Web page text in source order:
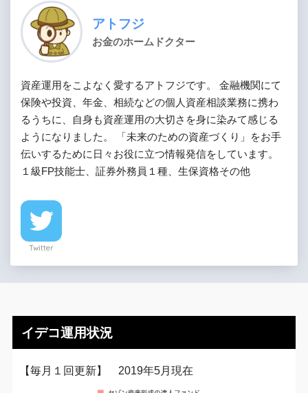
アトフジ
お金のホームドクター
資産運用をこよなく愛するアトフジです。 金融機関にて
保険や投資、年金、相続などの個人資産相談業務に携わ
るうちに、自身も資産運用の大切さを身に染みて感じる
ようになりました。 「未来のための資産づくり」をお手
伝いするために日々お役に立つ情報発信をしています。
１級FP技能士、証券外務員１種、生保資格その他
Twitter
イデコ運用状況
【毎月１回更新】 2019年5月現在